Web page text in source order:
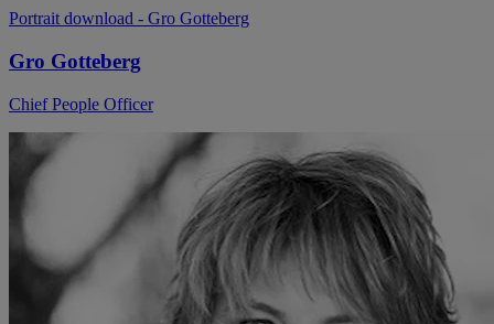
Portrait download - Gro Gotteberg
Gro Gotteberg
Chief People Officer